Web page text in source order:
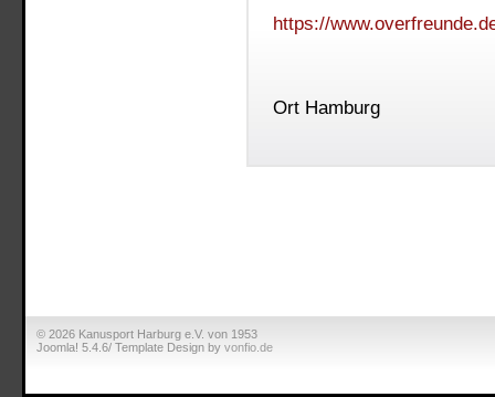
https://
Ort Hamburg
© 2026 Kanusport Harburg e.V. von 1953
Joomla! 5.4.6/ Template Design by vonfio.de